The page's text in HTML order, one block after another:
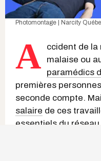
Photomontage | Narcity
A
ccident de la
malaise ou
paramédics
premières
seconde compte.
salaire de ces
essentiels du réseau